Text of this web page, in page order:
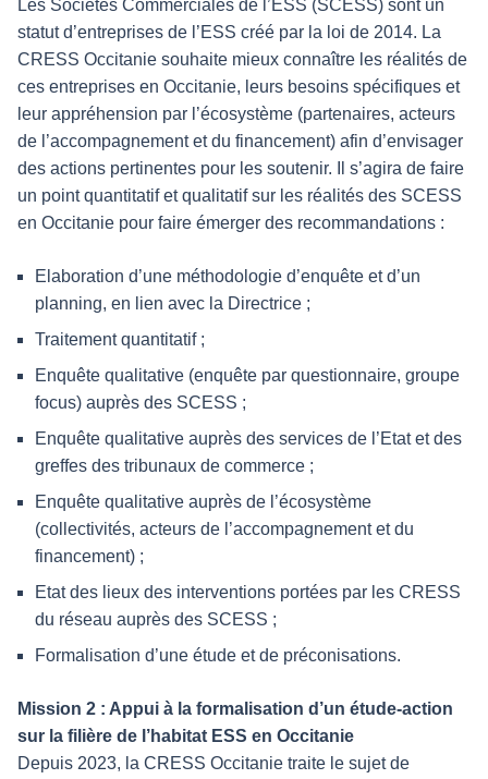
Les Sociétés Commerciales de l’ESS (SCESS) sont un
statut d’entreprises de l’ESS créé par la loi de 2014. La
CRESS Occitanie souhaite mieux connaître les réalités de
ces entreprises en Occitanie, leurs besoins spécifiques et
leur appréhension par l’écosystème (partenaires, acteurs
de l’accompagnement et du financement) afin d’envisager
des actions pertinentes pour les soutenir. Il s’agira de faire
un point quantitatif et qualitatif sur les réalités des SCESS
en Occitanie pour faire émerger des recommandations :
Elaboration d’une méthodologie d’enquête et d’un
planning, en lien avec la Directrice ;
Traitement quantitatif ;
Enquête qualitative (enquête par questionnaire, groupe
focus) auprès des SCESS ;
Enquête qualitative auprès des services de l’Etat et des
greffes des tribunaux de commerce ;
Enquête qualitative auprès de l’écosystème
(collectivités, acteurs de l’accompagnement et du
financement) ;
Etat des lieux des interventions portées par les CRESS
du réseau auprès des SCESS ;
Formalisation d’une étude et de préconisations.
Mission 2 : Appui à la formalisation d’un étude-action
sur la filière de l’habitat ESS en Occitanie
Depuis 2023, la CRESS Occitanie traite le sujet de